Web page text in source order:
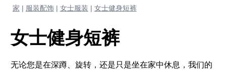
家 服装配饰 女士服装 女士健身短裤
女士健身短裤
无论您是在深蹲、旋转，还是只是坐在家中休息，我们的